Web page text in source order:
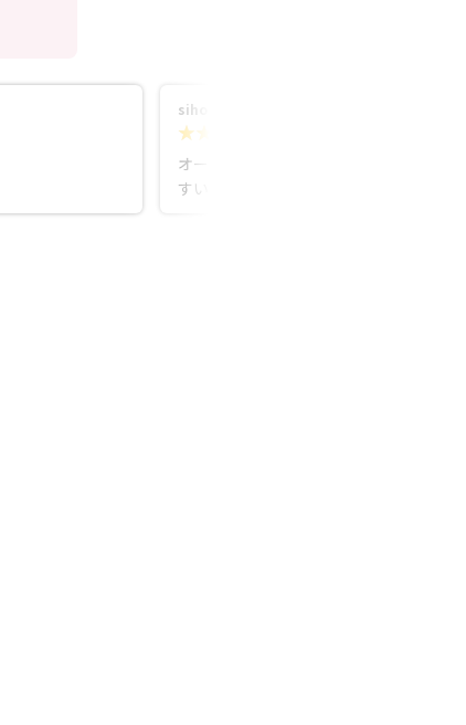
siho K
オーナーの方がとても気さくで相談しや
すい雰囲気です。短時間の会話で1人1人